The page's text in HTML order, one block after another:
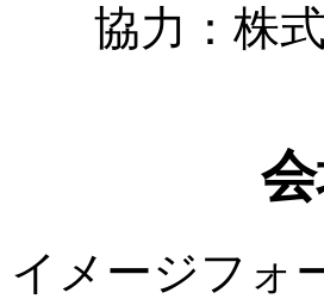
協力：株
イメージフォ